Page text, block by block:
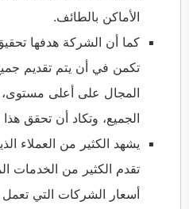
الأماكن بالطائف.
كما أن الشركة هدفها
تكمن في أن يتم تقديم
المجال على أعلى مستوى،
الجميع، وتكاد أن تحقق
يشهد الكثير من العملاء
تقدم الكثير من الخدمات
أسعار الشركات التي